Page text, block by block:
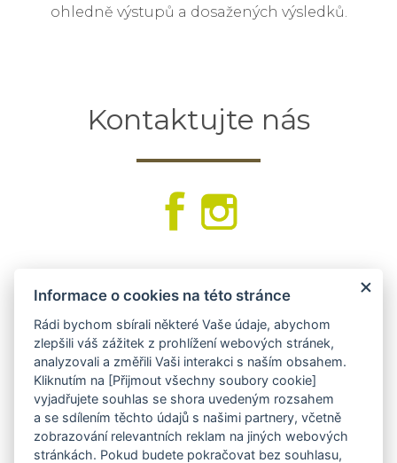
ohledně výstupů a dosažených výsledků.
Kontaktujte nás
Jméno:
Email:
Text:
Informace o cookies na této stránce
Rádi bychom sbírali některé Vaše údaje, abychom
zlepšili váš zážitek z prohlížení webových stránek,
analyzovali a změřili Vaši interakci s naším obsahem.
Kliknutím na [Přijmout všechny soubory cookie]
vyjadřujete souhlas se shora uvedeným rozsahem
a se sdílením těchto údajů s našimi partnery, včetně
zobrazování relevantních reklam na jiných webových
stránkách. Pokud budete pokračovat bez souhlasu,